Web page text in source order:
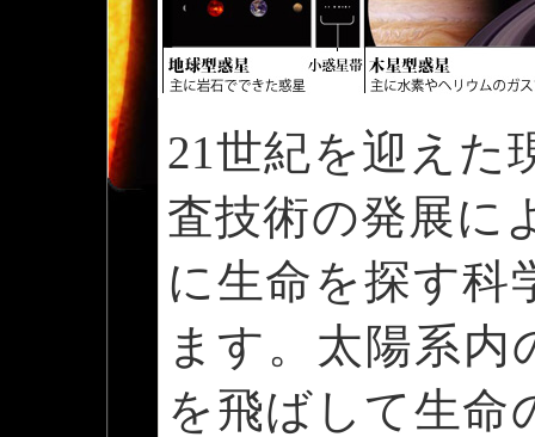
21世紀を迎えた
査技術の発展に
に生命を探す科
ます。太陽系内
を飛ばして生命